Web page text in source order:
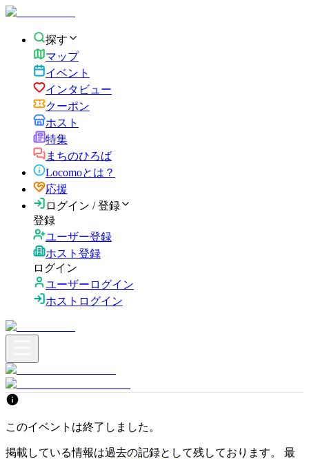
探す
マップ
イベント
インタビュー
クーポン
ホスト
特集
まちのひろば
Locomoとは？
応援
ログイン / 登録
登録
ユーザー登録
ホスト登録
ログイン
ユーザーログイン
ホストログイン
このイベントは終了しました。
掲載している情報は過去の記録として残しております。 最